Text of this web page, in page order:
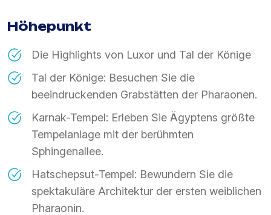
Höhepunkt
Die Highlights von Luxor und Tal der Könige
Tal der Könige: Besuchen Sie die
beeindruckenden Grabstätten der Pharaonen.
Karnak-Tempel: Erleben Sie Ägyptens größte
Tempelanlage mit der berühmten
Sphingenallee.
Hatschepsut-Tempel: Bewundern Sie die
spektakuläre Architektur der ersten weiblichen
Pharaonin.